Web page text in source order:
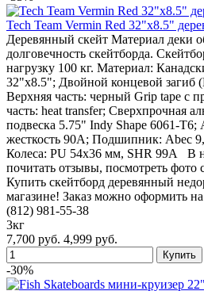
Tech Team Vermin Red 32"х8.5"
Деревянный скейт Материал деки
долговечность скейтборда.
нагрузку 100 кг. Материал:
32"х8.5"; Двойной концевой загиб
Верхняя часть: черный Grip tape с
часть: heat transfer; Сверхпрочная
подвеска 5.75" Indy Shape 6061-
жесткость 90А; Подшипник: Abec
Колеса: PU 54х36 мм, SHR 99А В
почитать отзывы, посмотреть фото
Купить скейтборд деревянный
магазине! Заказ можно оформить
(812) 981-55-38
3кг
7,700 руб. 4,999 руб.
-30%